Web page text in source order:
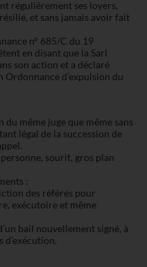
régulièrement ses loyers,
et sans jamais avoir fait
n° 685/C du 19
en disant que la Sarl
son action et a déclaré
Ordonnance d’expulsion du
du même juge que même sans
légal de la succession de
:
des référés pour
exécutoire et même
bail nouvellement signé, à